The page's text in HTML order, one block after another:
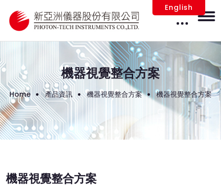
English
機器視覺整合方案
Home 產品資訊 機器視覺整合方案 機器視覺整合方案
機器視覺整合方案